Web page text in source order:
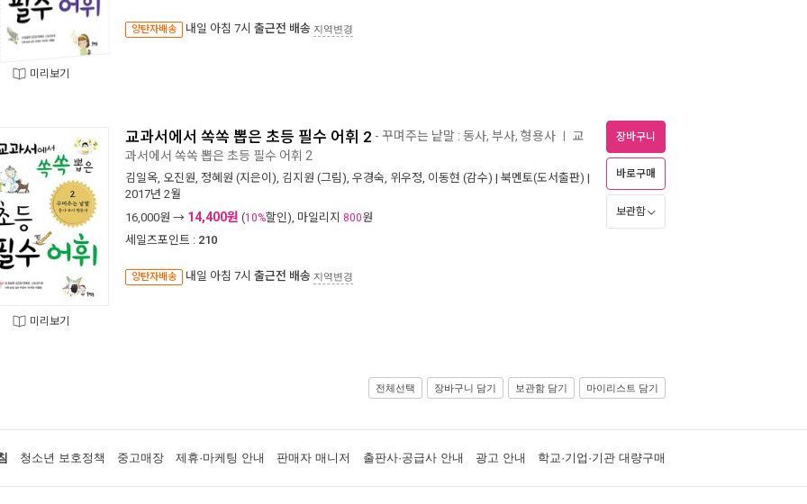
미리보기
양탄자배송 내일 아침 7시 출근전 배송 지역변경
미리보기
교과서에서 쏙쏙 뽑은 초등 필수 어휘 2 - 꾸며주는 낱말 : 동사, 부사, 형용사 교
과서에서 쏙쏙 뽑은 초등 필수 어휘 2
김일옥, 오진원, 정혜원 (지은이), 김지원 (그림), 우경숙, 위우정, 이동현 (감수) | 북멘토(도서출판) |
2017년 2월
16,000원 → 14,400원 (10%할인), 마일리지 800원
세일즈포인트 : 210
양탄자배송 내일 아침 7시 출근전 배송 지역변경
장바구니
바로구매
보관함
전체선택 장바구니 담기 보관함 담기 마이리스트 담기
청소년 보호정책 중고매장 제휴·마케팅 안내 판매자 매니저 출판사·공급사 안내 광고 안내 학교·기업·기관 대량구매